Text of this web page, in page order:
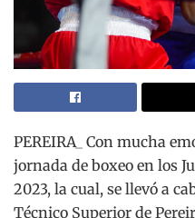
PEREIRA_ Con mucha
jornada de boxeo en los
2023, la cual, se llevó a
Técnico Superior de